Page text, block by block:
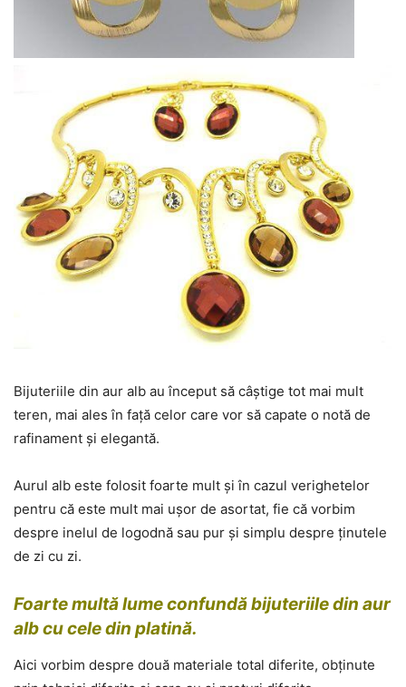
Bijuteriile din aur alb au început să câștige tot mai mult
teren, mai ales în față celor care vor să capate o notă de
rafinament și elegantă.
Aurul alb este folosit foarte mult și în cazul verighetelor
pentru că este mult mai ușor de asortat, fie că vorbim
despre inelul de logodnă sau pur și simplu despre ținutele
de zi cu zi.
Foarte multă lume confundă bijuteriile din aur
alb cu cele din platină.
Aici vorbim despre două materiale total diferite, obținute